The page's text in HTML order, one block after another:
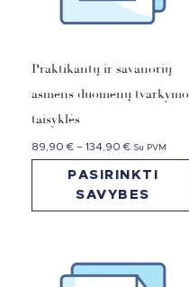
Praktikantų ir savanorių
asmens duomenų tvarkymo
taisyklės
89,90€ – 134,90€ Su PVM
PASIRINKTI
SAVYBES